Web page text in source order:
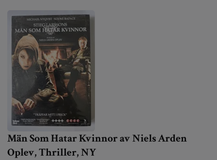
Män Som Hatar Kvinnor av Niels Arden
Oplev, Thriller, NY